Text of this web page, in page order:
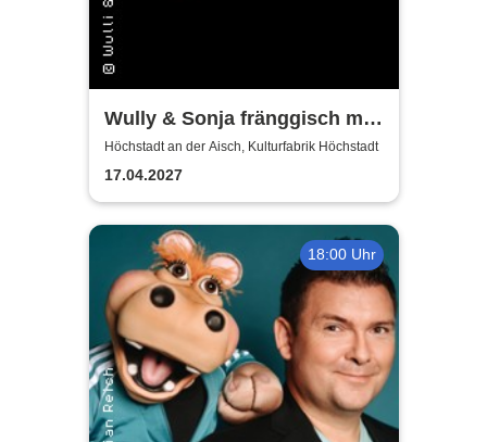
Wully & Sonja fränggisch mit
Bäänd
Höchstadt an der Aisch, Kulturfabrik Höchstadt
17.04.2027
18:00 Uhr